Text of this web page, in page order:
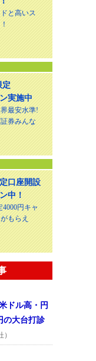
と高いス
定
実施中
最安水準!
券みんな
口座開設
中！
円キャ
もらえ
ドル高・円
の大台打診
）